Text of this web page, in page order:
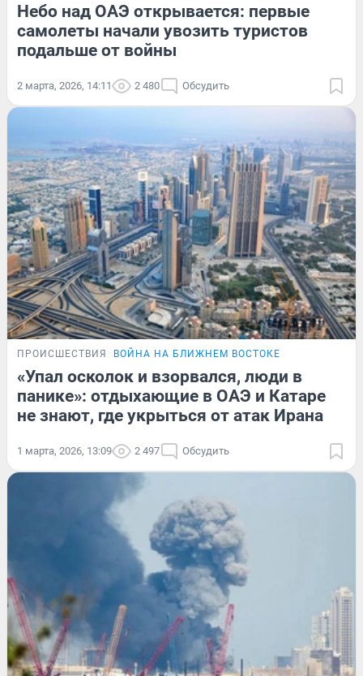
Небо над ОАЭ открывается: первые
самолеты начали увозить туристов
подальше от войны
2 марта, 2026, 14:11 2 480 Обсудить
ПРОИСШЕСТВИЯ ВОЙНА НА БЛИЖНЕМ ВОСТОКЕ
«Упал осколок и взорвался, люди в
панике»: отдыхающие в ОАЭ и Катаре
не знают, где укрыться от атак Ирана
1 марта, 2026, 13:09 2 497 Обсудить